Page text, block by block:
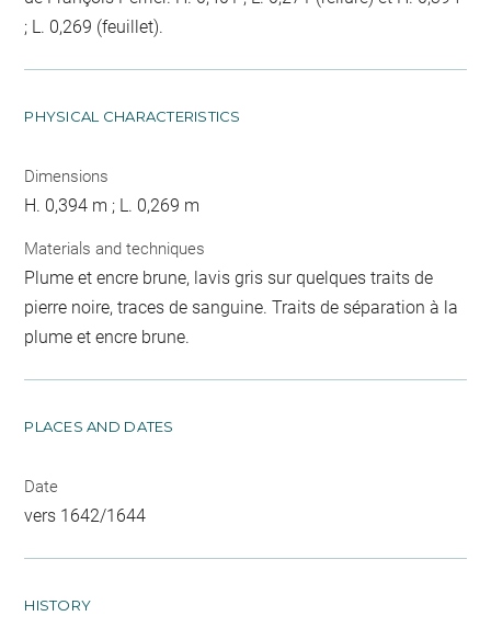
; L. 0,269 (feuillet).
PHYSICAL CHARACTERISTICS
Dimensions
H. 0,394 m ; L. 0,269 m
Materials and techniques
Plume et encre brune, lavis gris sur quelques traits de
pierre noire, traces de sanguine. Traits de séparation à la
plume et encre brune.
PLACES AND DATES
Date
vers 1642/1644
HISTORY